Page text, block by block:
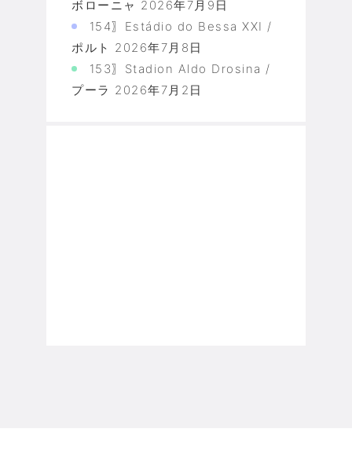
ボローニャ 2026年7月9日
154〗Estádio do Bessa XXI /
ポルト 2026年7月8日
153〗Stadion Aldo Drosina /
プーラ 2026年7月2日